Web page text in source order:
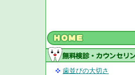
歯並びの大切さ